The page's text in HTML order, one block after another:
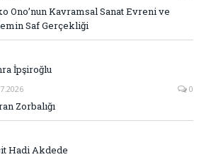
Ono’nun Kavramsal Sanat Evreni ve
Saf Gerçekliği
İpşiroğlu
0
Zorbalığı
Hadi Akdede